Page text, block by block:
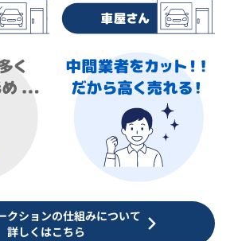
クションの仕組みについて
詳しくはこちら